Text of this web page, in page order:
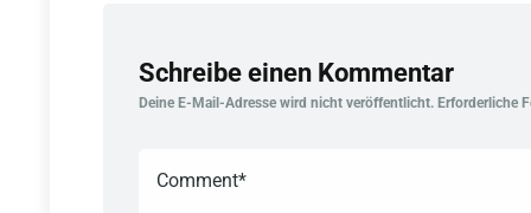
Schreibe einen Kommentar
Deine E-Mail-Adresse wird nicht veröffentlicht. Erforderliche